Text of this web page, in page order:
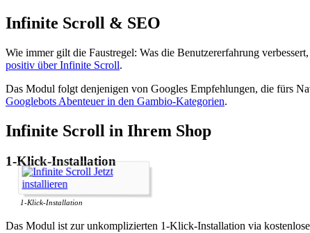
Infinite Scroll & SEO
Wie immer gilt die Faustregel: Was die Benutzererfahrung
positiv über Infinite Scroll.
Das Modul folgt denjenigen von Googles Empfehlungen, die fürs
Googlebots Abenteuer in den Gambio-Kategorien.
Infinite Scroll in Ihrem Shop
1-Klick-Installation
1-Klick-Installation
Das Modul ist zur unkomplizierten 1-Klick-Installation via